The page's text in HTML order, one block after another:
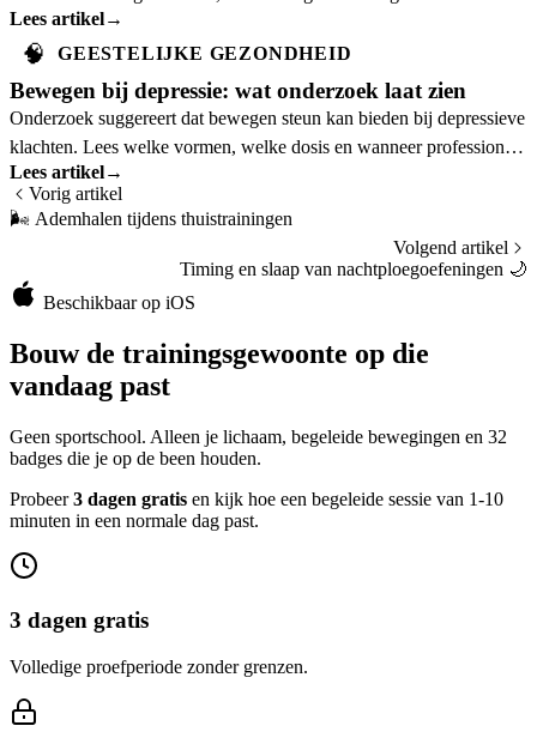
passen.
Lees artikel→
🧠 GEESTELIJKE GEZONDHEID
Bewegen bij depressie: wat onderzoek laat zien
Onderzoek suggereert dat bewegen steun kan bieden bij depressieve
klachten. Lees welke vormen, welke dosis en wanneer professionele
hulp nodig is.
Lees artikel→
Vorig artikel
🌬️ Ademhalen tijdens thuistrainingen
Volgend artikel
Timing en slaap van nachtploegoefeningen 🌙
Beschikbaar op iOS
Bouw de trainingsgewoonte op die
vandaag past
Geen sportschool. Alleen je lichaam, begeleide bewegingen en 32
badges die je op de been houden.
Probeer3 dagen gratis en kijk hoe een begeleide sessie van 1-10
minuten in een normale dag past.
3 dagen gratis
Volledige proefperiode zonder grenzen.